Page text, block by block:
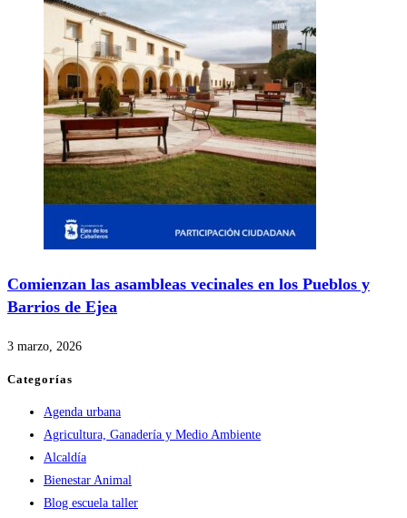
Comienzan las asambleas vecinales en los Pueblos y
Barrios de Ejea
3 marzo, 2026
Categorías
Agenda urbana
Agricultura, Ganadería y Medio Ambiente
Alcaldía
Bienestar Animal
Blog escuela taller